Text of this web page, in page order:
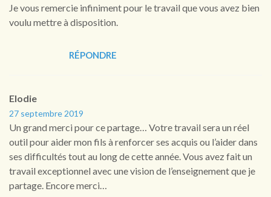
Je vous remercie infiniment pour le travail que vous avez bien
voulu mettre à disposition.
RÉPONDRE
Elodie
27 septembre 2019
Un grand merci pour ce partage… Votre travail sera un réel
outil pour aider mon fils à renforcer ses acquis ou l’aider dans
ses difficultés tout au long de cette année. Vous avez fait un
travail exceptionnel avec une vision de l’enseignement que je
partage. Encore merci…